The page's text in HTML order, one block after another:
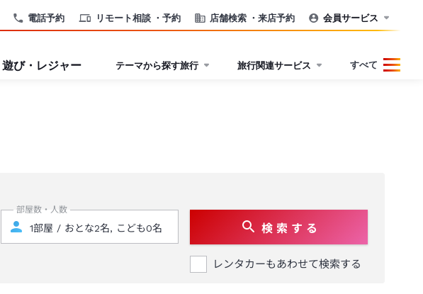
電話予約 リモート相談 ・予約 店舗検索 ・来店予約 会員サービス
遊び・レジャー テーマから探す旅行 旅行関連サービス すべて
部屋数・人数
検 索 す る
レンタカーもあわせて検索する